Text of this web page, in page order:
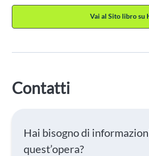
Vai al Sito libro su
Contatti
Hai bisogno di
quest’opera?